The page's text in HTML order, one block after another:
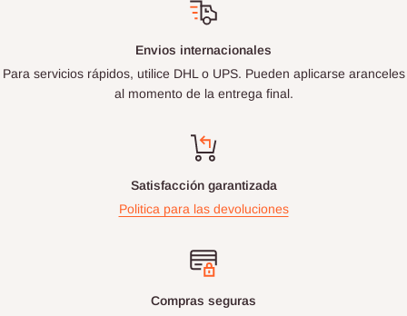
Envios internacionales
Para servicios rápidos, utilice DHL o UPS. Pueden aplicarse aranceles
al momento de la entrega final.
Satisfacción garantizada
Politica para las devoluciones
Compras seguras